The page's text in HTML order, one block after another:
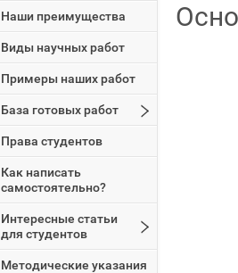
Наши преимущества
Виды научных работ
Примеры наших работ
База готовых работ
Права студентов
Как написать
самостоятельно?
Интересные статьи
для студентов
Методические указания